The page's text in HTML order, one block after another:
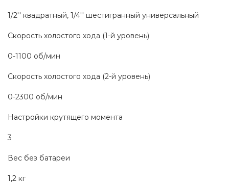
1/2'' квадратный, 1/4'' шестигранный универсальный
Скорость холостого хода (1-й уровень)
0-1100 об/мин
Скорость холостого хода (2-й уровень)
0-2300 об/мин
Настройки крутящего момента
3
Вес без батареи
1,2 кг